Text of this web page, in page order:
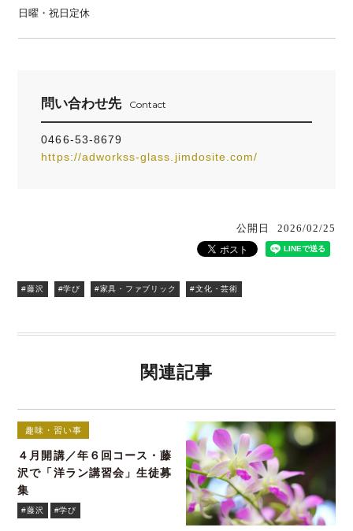
日曜・祝日定休
問い合わせ先 Contact
0466-53-8679
https://adworkss-glass.jimdosite.com/
公開日 2026/02/25
#藤沢 #学び #家具・ファブリック #文化・芸術
関連記事
趣味・習い事
４月開講／年６回コース・藤
沢で「洋ラン講習会」生徒募
集
#藤沢 #学び